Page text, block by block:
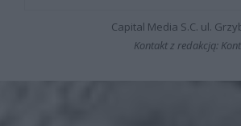
Capital Media S.C. ul.
Kontakt z redakcją: